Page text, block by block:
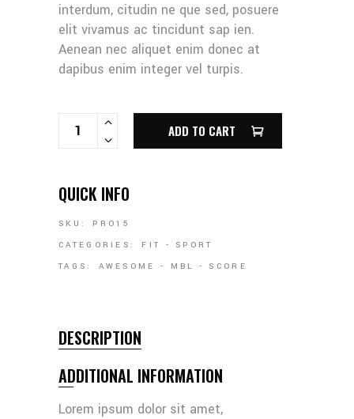
interdum, citudin ne que sed, posuere
elit vivamus ac tincidunt sap ien.
Aenean nec aliquet enim donec at
dapibus enim integer vel turpis.
SJACKET QUANTITY
ADD TO CART
QUICK INFO
SKU:
PRO15
CATEGORIES:
FIT -SPORT
TAGS:
AWESOME - MBL -SCORE
DESCRIPTION
ADDITIONAL INFORMATION
Lorem ipsum dolor sit amet,